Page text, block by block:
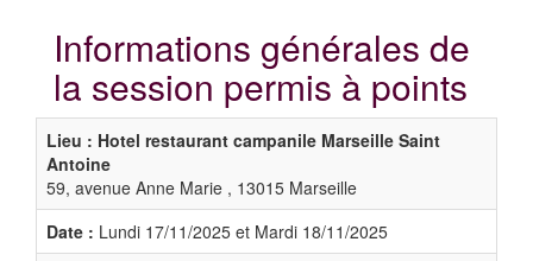
Informations générales de
la session permis à points
Lieu : Hotel restaurant campanile Marseille Saint
Antoine
59, avenue Anne Marie , 13015 Marseille
Date : Lundi 17/11/2025 et Mardi 18/11/2025